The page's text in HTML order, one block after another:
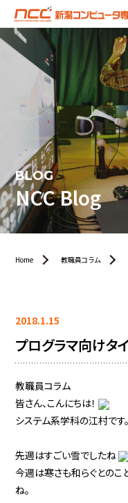
BLOG
NCC Blog
Home 教職員コラム
2018.1.15
プログラマ向けタ
教職員コラム
皆さん、こんにちは！
システム系学科の江村です。
先週はすごい雪でしたね
今週は寒さも和らぐとのこ
ね。